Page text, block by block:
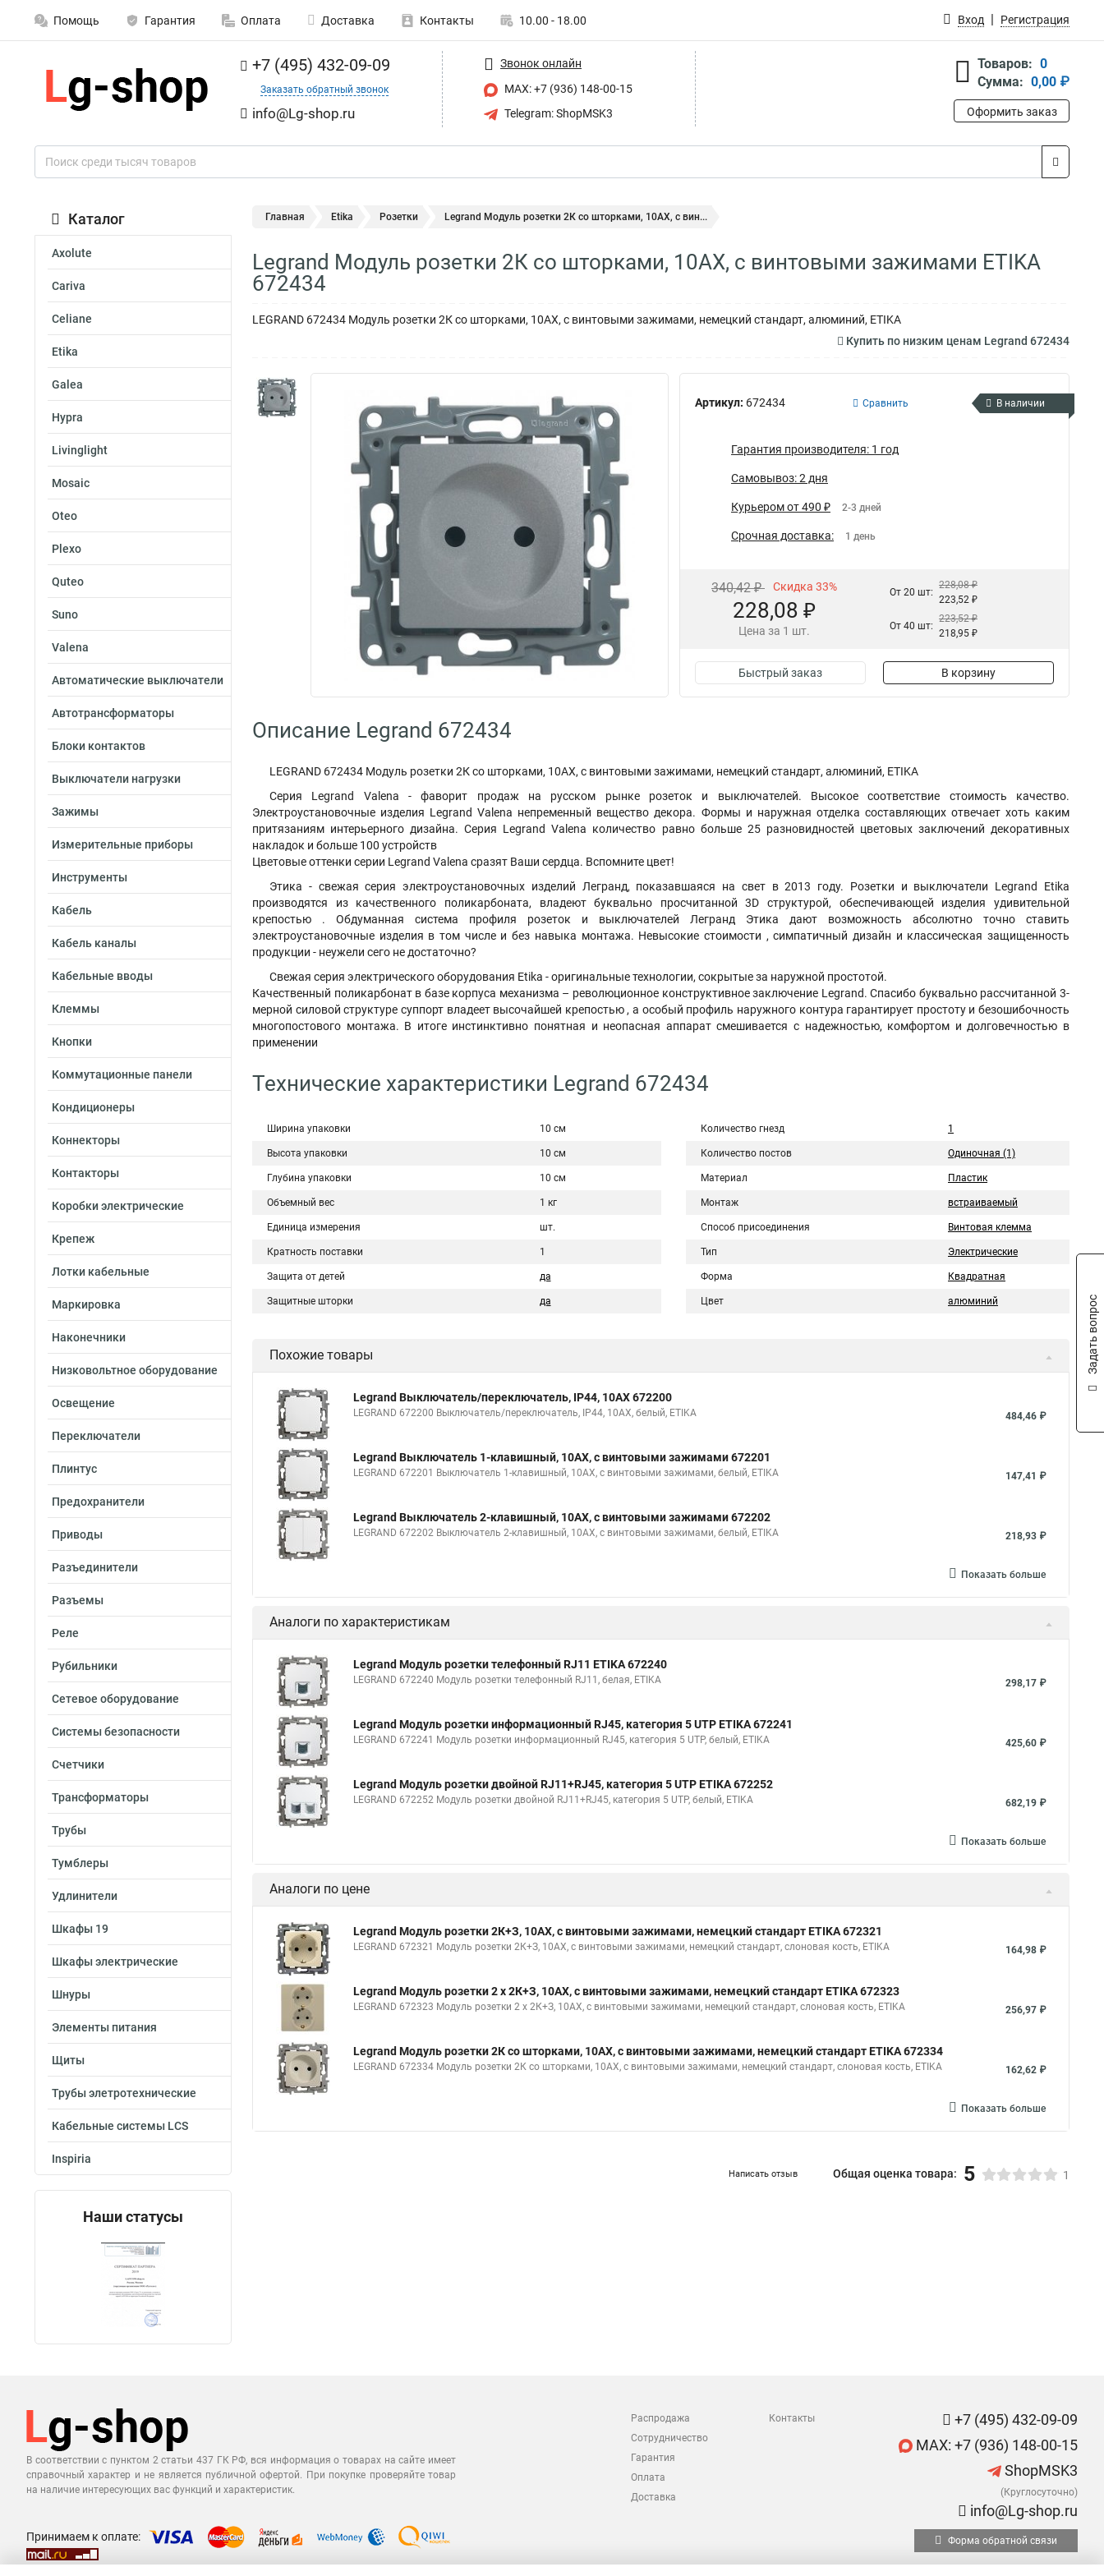
Помощь Гарантия Оплата Доставка Контакты 10.00 - 18.00 Вход Регистрация
+7 (495) 432-09-09
Заказать обратный звонок
info@Lg-shop.ru
Звонок онлайн
MAX: +7 (936) 148-00-15
Telegram: ShopMSK3
Товаров: 0
Сумма: 0,00 ₽
Оформить заказ
Каталог
Axolute
Cariva
Celiane
Etika
Galea
Hypra
Livinglight
Mosaic
Oteo
Plexo
Quteo
Suno
Valena
Автоматические выключатели
Автотрансформаторы
Блоки контактов
Выключатели нагрузки
Зажимы
Измерительные приборы
Инструменты
Кабель
Кабель каналы
Кабельные вводы
Клеммы
Кнопки
Коммутационные панели
Кондиционеры
Коннекторы
Контакторы
Коробки электрические
Крепеж
Лотки кабельные
Маркировка
Наконечники
Низковольтное оборудование
Освещение
Переключатели
Плинтус
Предохранители
Приводы
Разъединители
Разъемы
Реле
Рубильники
Сетевое оборудование
Системы безопасности
Счетчики
Трансформаторы
Трубы
Тумблеры
Удлинители
Шкафы 19
Шкафы электрические
Шнуры
Элементы питания
Щиты
Трубы элетротехнические
Кабельные системы LCS
Inspiria
Наши статусы
Главная Etika Розетки Legrand Модуль розетки 2К со шторками, 10AX, с вин...
Legrand Модуль розетки 2К со шторками, 10AX, с винтовыми зажимами ETIKA
672434
LEGRAND 672434 Модуль розетки 2К со шторками, 10AX, с винтовыми зажимами, немецкий стандарт, алюминий, ETIKA
Купить по низким ценам Legrand 672434
Артикул: 672434 Сравнить В наличии
Гарантия производителя: 1 год
Самовывоз: 2 дня
Курьером от 490 ₽ 2-3 дней
Срочная доставка: 1 день
340,42 ₽ Скидка 33%
228,08 ₽
Цена за 1 шт.
От 20 шт:
228,08 ₽
223,52 ₽
От 40 шт:
223,52 ₽
218,95 ₽
Быстрый заказ В корзину
Описание Legrand 672434
LEGRAND 672434 Модуль розетки 2К со шторками, 10AX, с винтовыми зажимами, немецкий стандарт, алюминий, ETIKA
Серия Legrand Valena - фаворит продаж на русском рынке розеток и выключателей. Высокое соответствие стоимость качество.
Электроустановочные изделия Legrand Valena непременный вещество декора. Формы и наружная отделка составляющих отвечает хоть каким
притязаниям интерьерного дизайна. Серия Legrand Valena количество равно больше 25 разновидностей цветовых заключений декоративных
накладок и больше 100 устройств
Цветовые оттенки серии Legrand Valena сразят Ваши сердца. Вспомните цвет!
Этика - свежая серия электроустановочных изделий Легранд, показавшаяся на свет в 2013 году. Розетки и выключатели Legrand Etika
производятся из качественного поликарбоната, владеют буквально просчитанной 3D структурой, обеспечивающей изделия удивительной
крепостью . Обдуманная система профиля розеток и выключателей Легранд Этика дают возможность абсолютно точно ставить
электроустановочные изделия в том числе и без навыка монтажа. Невысокие стоимости , симпатичный дизайн и классическая защищенность
продукции - неужели сего не достаточно?
Свежая серия электрического оборудования Etika - оригинальные технологии, сокрытые за наружной простотой.
Качественный поликарбонат в базе корпуса механизма – революционное конструктивное заключение Legrand. Спасибо буквально рассчитанной 3-
мерной силовой структуре суппорт владеет высочайшей крепостью , а особый профиль наружного контура гарантирует простоту и безошибочность
многопостового монтажа. В итоге инстинктивно понятная и неопасная аппарат смешивается с надежностью, комфортом и долговечностью в
применении
Технические характеристики Legrand 672434
Ширина упаковки 10 см
Высота упаковки 10 см
Глубина упаковки 10 см
Объемный вес 1 кг
Единица измерения шт.
Кратность поставки 1
Защита от детей да
Защитные шторки да
Количество гнезд 1
Количество постов Одиночная (1)
Материал Пластик
Монтаж встраиваемый
Способ присоединения Винтовая клемма
Тип Электрические
Форма Квадратная
Цвет алюминий
Похожие товары
Legrand Выключатель/переключатель, IP44, 10AX 672200
LEGRAND 672200 Выключатель/переключатель, IP44, 10AX, белый, ETIKA 484,46 ₽
Legrand Выключатель 1-клавишный, 10АХ, с винтовыми зажимами 672201
LEGRAND 672201 Выключатель 1-клавишный, 10АХ, с винтовыми зажимами, белый, ETIKA 147,41 ₽
Legrand Выключатель 2-клавишный, 10АХ, с винтовыми зажимами 672202
LEGRAND 672202 Выключатель 2-клавишный, 10АХ, с винтовыми зажимами, белый, ETIKA 218,93 ₽
Показать больше
Аналоги по характеристикам
Legrand Модуль розетки телефонный RJ11 ETIKA 672240
LEGRAND 672240 Модуль розетки телефонный RJ11, белая, ETIKA 298,17 ₽
Legrand Модуль розетки информационный RJ45, категория 5 UTP ETIKA 672241
LEGRAND 672241 Модуль розетки информационный RJ45, категория 5 UTP, белый, ETIKA 425,60 ₽
Legrand Модуль розетки двойной RJ11+RJ45, категория 5 UTP ETIKA 672252
LEGRAND 672252 Модуль розетки двойной RJ11+RJ45, категория 5 UTP, белый, ETIKA 682,19 ₽
Показать больше
Аналоги по цене
Legrand Модуль розетки 2К+З, 10AX, с винтовыми зажимами, немецкий стандарт ETIKA 672321
LEGRAND 672321 Модуль розетки 2К+З, 10AX, с винтовыми зажимами, немецкий стандарт, слоновая кость, ETIKA 164,98 ₽
Legrand Модуль розетки 2 х 2К+З, 10AX, с винтовыми зажимами, немецкий стандарт ETIKA 672323
LEGRAND 672323 Модуль розетки 2 х 2К+З, 10AX, с винтовыми зажимами, немецкий стандарт, слоновая кость, ETIKA 256,97 ₽
Legrand Модуль розетки 2К со шторками, 10AX, с винтовыми зажимами, немецкий стандарт ETIKA 672334
LEGRAND 672334 Модуль розетки 2К со шторками, 10AX, с винтовыми зажимами, немецкий стандарт, слоновая кость, ETIKA 162,62 ₽
Показать больше
Написать отзыв Общая оценка товара: 5 1
В соответствии с пунктом 2 статьи 437 ГК РФ, вся информация о товарах на сайте имеет
справочный характер и не является публичной офертой. При покупке проверяйте товар
на наличие интересующих вас функций и характеристик.
Распродажа
Сотрудничество
Гарантия
Оплата
Доставка
Контакты
+7 (495) 432-09-09
MAX: +7 (936) 148-00-15
ShopMSK3
(Круглосуточно)
info@Lg-shop.ru
Принимаем к оплате: Форма обратной связи
Задать вопрос